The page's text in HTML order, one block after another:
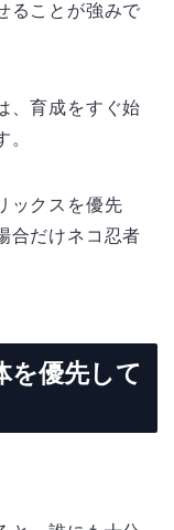
ることが強みで
、育成をすぐ始
ックスを優先
合だけネコ忍者
を優先して